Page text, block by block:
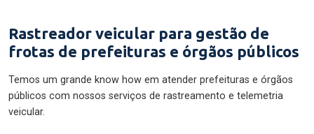
Rastreador veicular para gestão de
frotas de prefeituras e órgãos públicos
Temos um grande know how em atender prefeituras e órgãos
públicos com nossos serviços de rastreamento e telemetria
veicular.